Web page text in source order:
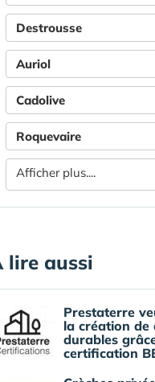
Destrousse
Auriol
Cadolive
Roquevaire
Afficher plus....
lire aussi
Prestaterre
la création de
durables
certification